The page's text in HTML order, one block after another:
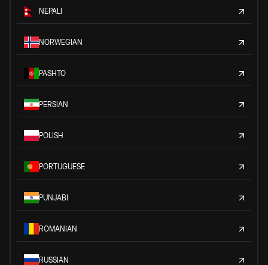
NEPALI
NORWEGIAN
PASHTO
PERSIAN
POLISH
PORTUGUESE
PUNJABI
ROMANIAN
RUSSIAN